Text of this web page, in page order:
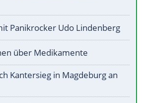
Panikrocker Udo Lindenberg
über Medikamente
Kantersieg in Magdeburg an